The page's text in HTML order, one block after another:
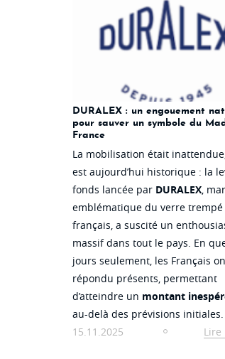
DURALEX : un engouement
pour sauver un symbole du
France
La mobilisation était
est aujourd’hui historique : la
fonds lancée par DURALEX ,
emblématique du verre trempé
français, a suscité un
massif dans tout le pays. En
jours seulement, les Français
répondu présents, permettant
d’atteindre un montant
au-delà des prévisions initiales.
15.11.2025
Lire